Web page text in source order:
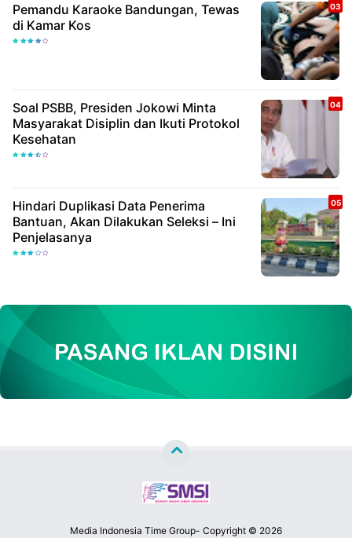
Pemandu Karaoke Bandungan, Tewas
di Kamar Kos
Soal PSBB, Presiden Jokowi Minta
Masyarakat Disiplin dan Ikuti Protokol
Kesehatan
Hindari Duplikasi Data Penerima
Bantuan, Akan Dilakukan Seleksi – Ini
Penjelasanya
Media Indonesia Time Group- Copyright © 2026